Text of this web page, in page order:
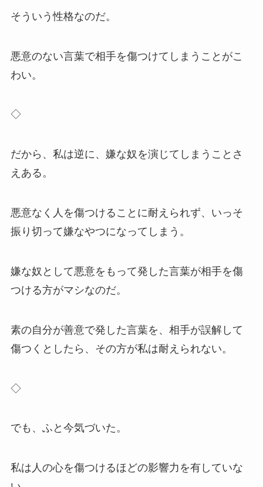
そういう性格なのだ。
悪意のない言葉で相手を傷つけてしまうことがこ
わい。
◇
だから、私は逆に、嫌な奴を演じてしまうことさ
えある。
悪意なく人を傷つけることに耐えられず、いっそ
振り切って嫌なやつになってしまう。
嫌な奴として悪意をもって発した言葉が相手を傷
つける方がマシなのだ。
素の自分が善意で発した言葉を、相手が誤解して
傷つくとしたら、その方が私は耐えられない。
◇
でも、ふと今気づいた。
私は人の心を傷つけるほどの影響力を有していな